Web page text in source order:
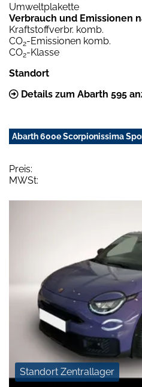
Umweltplakette
Verbrauch und Emissionen
Kraftstoffverbr. komb.
CO2-Emissionen komb.
CO2-Klasse
Standort
Details zum Abarth 595
Abarth 600e Scorpionissima
Preis:
MWSt:
Standort Zentrallager